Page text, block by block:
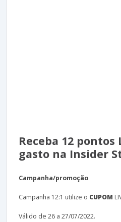
Receba 12
gasto na Insider
Campanha/promoção
Campanha 12:1 utilize o CUPOM
Válido de 26 a 27/07/2022.